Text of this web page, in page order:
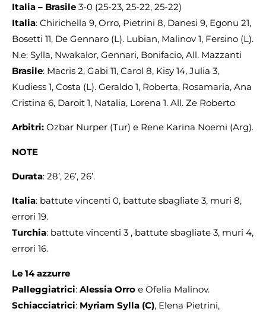
Italia – Brasile 3-0 (25-23, 25-22, 25-22)
Italia: Chirichella 9, Orro, Pietrini 8, Danesi 9, Egonu 21,
Bosetti 11, De Gennaro (L). Lubian, Malinov 1, Fersino (L).
N.e: Sylla, Nwakalor, Gennari, Bonifacio, All. Mazzanti
Brasile: Macris 2, Gabi 11, Carol 8, Kisy 14, Julia 3,
Kudiess 1, Costa (L). Geraldo 1, Roberta, Rosamaria, Ana
Cristina 6, Daroit 1, Natalia, Lorena 1. All. Ze Roberto
Arbitri: Ozbar Nurper (Tur) e Rene Karina Noemi (Arg).
NOTE
Durata: 28’, 26’, 26’.
Italia: battute vincenti 0, battute sbagliate 3, muri 8,
errori 19.
Turchia: battute vincenti 3 , battute sbagliate 3, muri 4,
errori 16.
Le 14 azzurre
Palleggiatrici: Alessia Orro e Ofelia Malinov.
Schiacciatrici: Myriam Sylla (C), Elena Pietrini,